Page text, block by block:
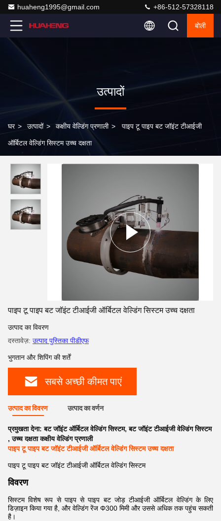
huaheng1995@gmail.com +86-512-57328118
बोली
उत्पादों
घर > उत्पादों > कक्षीय वेल्डिंग प्रणाली > पाइप टू पाइप बट जॉइंट टीआईजी
ऑर्बिटल वेल्डिंग सिस्टम उच्च दक्षता
पाइप टू पाइप बट जॉइंट टीआईजी ऑर्बिटल वेल्डिंग सिस्टम उच्च दक्षता
उत्पाद का विवरण
दस्तावेज़: उत्पाद पुस्तिका पीडीएफ
भुगतान और शिपिंग की शर्तें
सबसे अच्छी कीमत पाएं
उत्पाद का विवरण उत्पाद का वर्णन
प्रमुखता देना:बट जॉइंट ऑर्बिटल वेल्डिंग सिस्टम,बट जॉइंट टीआईजी वेल्डिंग सिस्टम
,उच्च दक्षता कक्षीय वेल्डिंग प्रणाली
पाइप टू पाइप बट जॉइंट टीआईजी ऑर्बिटल वेल्डिंग सिस्टम उच्च दक्षता
पाइप टू पाइप बट जॉइंट टीआईजी ऑर्बिटल वेल्डिंग सिस्टम
विवरण
सिस्टम विशेष रूप से पाइप से पाइप बट जोड़ टीआईजी ऑर्बिटल वेल्डिंग के लिए
डिज़ाइन किया गया है, और वेल्डिंग रेंज Φ300 मिमी और उससे अधिक तक पहुंच सकती
है।